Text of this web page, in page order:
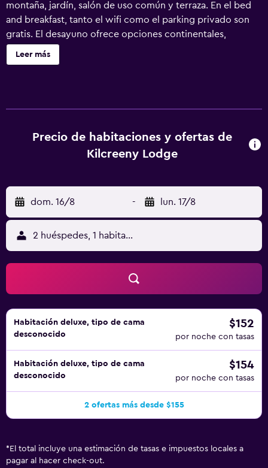
montaña, jardín, salón de uso común y terraza. En el bed
and breakfast, tanto el wifi como el parking privado son
gratis. El desayuno ofrece opciones continentales,
inglesas/irlandesas o vegetarianas. The Belfast Empire
Music Hall está a 21 km del alojamiento, y Centro The
Leer más
Precio de habitaciones y ofertas de
Kilcreeny Lodge
dom. 16/8 - lun. 17/8
2 huéspedes, 1 habitación
Habitación deluxe, tipo de cama
desconocido
$152
por noche con tasas
Habitación deluxe, tipo de cama
desconocido
$154
por noche con tasas
2 ofertas más desde $155
* El total incluye una estimación de tasas e impuestos locales a
pagar al hacer check-out.